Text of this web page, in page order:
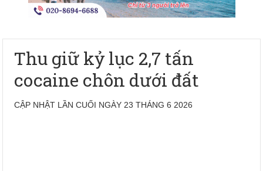
Thu giữ kỷ lục 2,7 tấn
cocaine chôn dưới đất
CẬP NHẬT LẦN CUỐI NGÀY 23 THÁNG 6 2026